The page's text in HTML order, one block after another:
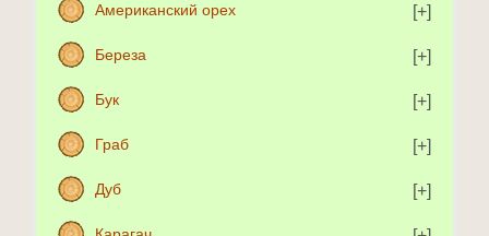
Американский орех
Береза
Бук
Граб
Дуб